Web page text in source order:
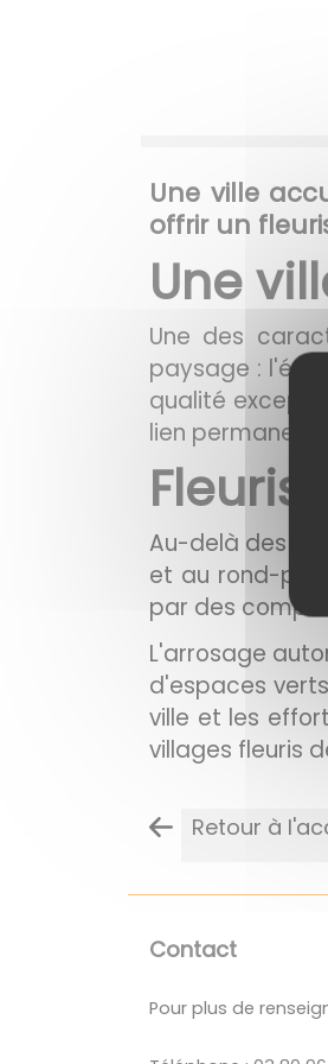
Une ville
offrir un
Une
Une des
paysage :
qualité
lien permanent
Au-delà des
et au rond-
par des
L'arrosage
d'espaces
ville et les
villages fleuris
Retour à
Contact
Pour plus de